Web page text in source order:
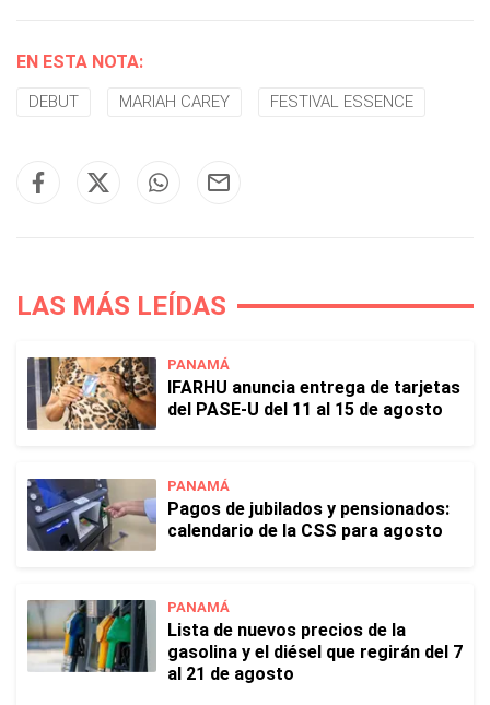
EN ESTA NOTA:
DEBUT MARIAH CAREY FESTIVAL ESSENCE
LAS MÁS LEÍDAS
PANAMÁ
IFARHU anuncia entrega de tarjetas
del PASE-U del 11 al 15 de agosto
PANAMÁ
Pagos de jubilados y pensionados:
calendario de la CSS para agosto
PANAMÁ
Lista de nuevos precios de la
gasolina y el diésel que regirán del 7
al 21 de agosto